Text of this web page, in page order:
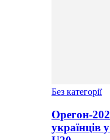
Без категорії
Орегон-
українців